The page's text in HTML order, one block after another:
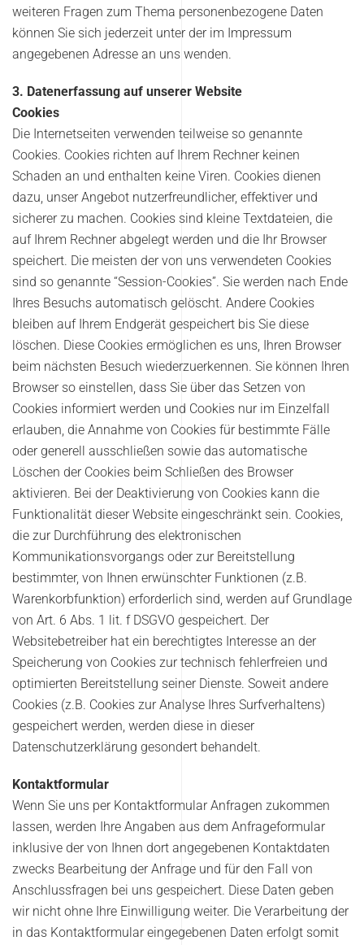
weiteren Fragen zum Thema personenbezogene Daten
können Sie sich jederzeit unter der im Impressum
angegebenen Adresse an uns wenden.
3. Datenerfassung auf unserer Website
Cookies
Die Internetseiten verwenden teilweise so genannte
Cookies. Cookies richten auf Ihrem Rechner keinen
Schaden an und enthalten keine Viren. Cookies dienen
dazu, unser Angebot nutzerfreundlicher, effektiver und
sicherer zu machen. Cookies sind kleine Textdateien, die
auf Ihrem Rechner abgelegt werden und die Ihr Browser
speichert. Die meisten der von uns verwendeten Cookies
sind so genannte “Session-Cookies”. Sie werden nach Ende
Ihres Besuchs automatisch gelöscht. Andere Cookies
bleiben auf Ihrem Endgerät gespeichert bis Sie diese
löschen. Diese Cookies ermöglichen es uns, Ihren Browser
beim nächsten Besuch wiederzuerkennen. Sie können Ihren
Browser so einstellen, dass Sie über das Setzen von
Cookies informiert werden und Cookies nur im Einzelfall
erlauben, die Annahme von Cookies für bestimmte Fälle
oder generell ausschließen sowie das automatische
Löschen der Cookies beim Schließen des Browser
aktivieren. Bei der Deaktivierung von Cookies kann die
Funktionalität dieser Website eingeschränkt sein. Cookies,
die zur Durchführung des elektronischen
Kommunikationsvorgangs oder zur Bereitstellung
bestimmter, von Ihnen erwünschter Funktionen (z.B.
Warenkorbfunktion) erforderlich sind, werden auf Grundlage
von Art. 6 Abs. 1 lit. f DSGVO gespeichert. Der
Websitebetreiber hat ein berechtigtes Interesse an der
Speicherung von Cookies zur technisch fehlerfreien und
optimierten Bereitstellung seiner Dienste. Soweit andere
Cookies (z.B. Cookies zur Analyse Ihres Surfverhaltens)
gespeichert werden, werden diese in dieser
Datenschutzerklärung gesondert behandelt.
Kontaktformular
Wenn Sie uns per Kontaktformular Anfragen zukommen
lassen, werden Ihre Angaben aus dem Anfrageformular
inklusive der von Ihnen dort angegebenen Kontaktdaten
zwecks Bearbeitung der Anfrage und für den Fall von
Anschlussfragen bei uns gespeichert. Diese Daten geben
wir nicht ohne Ihre Einwilligung weiter. Die Verarbeitung der
in das Kontaktformular eingegebenen Daten erfolgt somit